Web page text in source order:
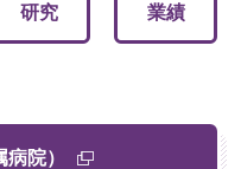
研究 業績
院）